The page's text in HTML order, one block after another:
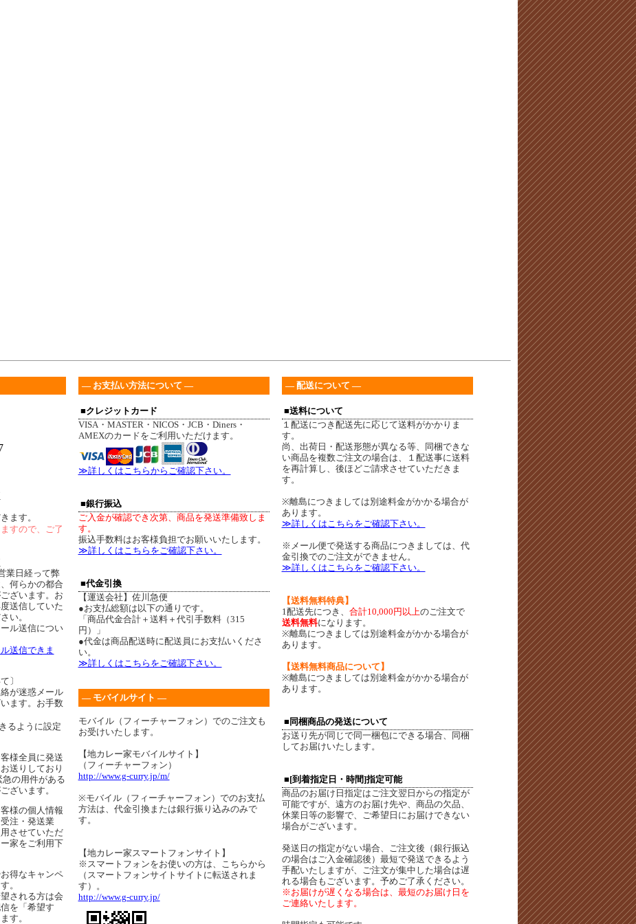
ます。
すので、ご了
業日経って弊
何らかの都合
ざいます。お
送信していた
い。
ル送信につい
送信できま
〕
が迷惑メール
ます。お手数
るように設定
様全員に発送
送りしており
急の用件がある
ざいます。
様の個人情報
注・発送業
させていただ
家をご利用下
得なキャンペ
。
される方は会
を「希望す
す。
― お支払い方法について ―
■クレジットカード
VISA・MASTER・NICOS・JCB・Diners・
AMEXのカードをご利用いただけます。
≫詳しくはこちらからご確認下さい。
■銀行振込
ご入金が確認でき次第、商品を発送準備致しま
す。
振込手数料はお客様負担でお願いいたします。
≫詳しくはこちらをご確認下さい。
■代金引換
【運送会社】佐川急便
●お支払総額は以下の通りです。
「商品代金合計＋送料＋代引手数料（315
円）」
●代金は商品配送時に配送員にお支払いくださ
い。
≫詳しくはこちらをご確認下さい。
― モバイルサイト ―
モバイル（フィーチャーフォン）でのご注文も
お受けいたします。
【地カレー家モバイルサイト】
（フィーチャーフォン）
http://www.g-curry.jp/m/
※モバイル（フィーチャーフォン）でのお支払
方法は、代金引換または銀行振り込みのみで
す。
【地カレー家スマートフォンサイト】
※スマートフォンをお使いの方は、こちらから
（スマートフォンサイトサイトに転送されま
す）。
http://www.g-curry.jp/
― 配送について ―
■送料について
１配送につき配送先に応じて送料がかかりま
す。
尚、出荷日・配送形態が異なる等、同梱できな
い商品を複数ご注文の場合は、１配送事に送料
を再計算し、後ほどご請求させていただきま
す。
※離島につきましては別途料金がかかる場合が
あります。
≫詳しくはこちらをご確認下さい。
※メール便で発送する商品につきましては、代
金引換でのご注文ができません。
≫詳しくはこちらをご確認下さい。
【送料無料特典】
1配送先につき、 合計10,000円以上のご注文で
送料無料になります。
※離島につきましては別途料金がかかる場合が
あります。
【送料無料商品について】
※離島につきましては別途料金がかかる場合が
あります。
■同梱商品の発送について
お送り先が同じで同一梱包にできる場合、同梱
してお届けいたします。
■[到着指定日・時間]指定可能
商品のお届け日指定はご注文翌日からの指定が
可能ですが、遠方のお届け先や、商品の欠品、
休業日等の影響で、ご希望日にお届けできない
場合がございます。
発送日の指定がない場合、ご注文後（銀行振込
の場合はご入金確認後）最短で発送できるよう
手配いたしますが、ご注文が集中した場合は遅
れる場合もございます。予めご了承ください。
※お届けが遅くなる場合は、最短のお届け日を
ご連絡いたします。